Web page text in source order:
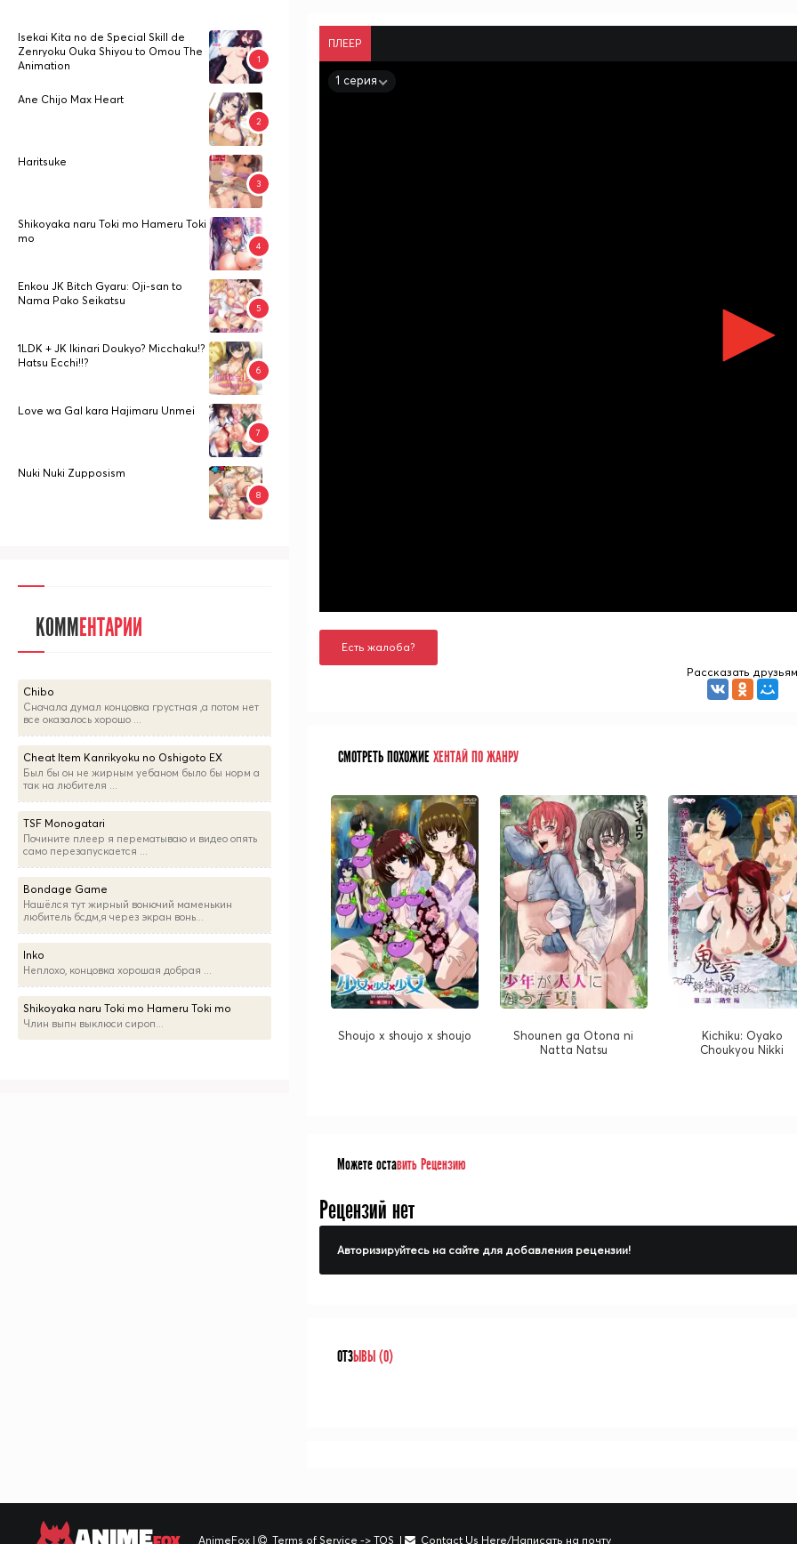
ПЛЕЕР
1 серия
Есть жалоба?
Рассказать друзьям
СМОТРЕТЬ ПОХОЖИЕХЕНТАЙ ПО ЖАНРУ
Shoujo x shoujo x shoujo
Shounen ga Otona ni
Natta Natsu
Kichiku: Oyako
Choukyou Nikki
Можете оставить Рецензию
Рецензий нет
Авторизируйтесь на сайте для добавления рецензии!
ОТЗЫВЫ (0)
Isekai Kita no de Special Skill de
Zenryoku Ouka Shiyou to Omou The
Animation
Ane Chijo Max Heart
Haritsuke
Shikoyaka naru Toki mo Hameru Toki
mo
Enkou JK Bitch Gyaru: Oji-san to
Nama Pako Seikatsu
1LDK + JK Ikinari Doukyo? Micchaku!?
Hatsu Ecchi!!?
Love wa Gal kara Hajimaru Unmei
Nuki Nuki Zupposism
КОММЕНТАРИИ
Chibo
Сначала думал концовка грустная ,а потом нет
все оказалось хорошо ...
Cheat Item Kanrikyoku no Oshigoto EX
Был бы он не жирным уебаном было бы норм а
так на любителя ...
TSF Monogatari
Почините плеер я перематываю и видео опять
само перезапускается ...
Bondage Game
Нашёлся тут жирный вонючий маменькин
любитель бсдм,я через экран вонь...
Inko
Неплохо, концовка хорошая добрая ...
Shikoyaka naru Toki mo Hameru Toki mo
Члин выпн выклюси сироп...
AnimeFox | Terms of Service -> TOS | Contact Us Here/Написать на почту